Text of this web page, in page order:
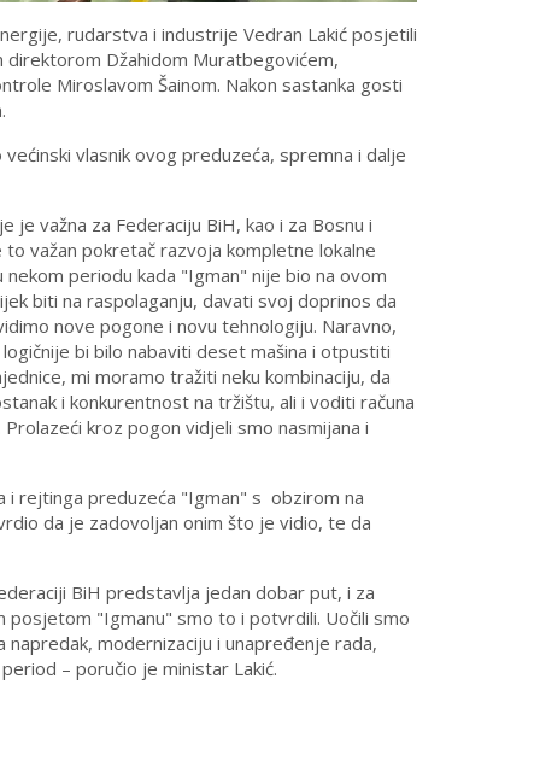
rudarstva i industrije Vedran Lakić posjetili
Džahidom Muratbegovićem,
Miroslavom Šainom. Nakon sastanka gosti
vlasnik ovog preduzeća, spremna i dalje
je važna za Federaciju BiH, kao i za Bosnu i
važan pokretač razvoja kompletne lokalne
periodu kada "Igman" nije bio na ovom
biti na raspolaganju, davati svoj doprinos da
nove pogone i novu tehnologiju. Naravno,
bi bilo nabaviti deset mašina i otpustiti
mi moramo tražiti neku kombinaciju, da
i konkurentnost na tržištu, ali i voditi računa
kroz pogon vidjeli smo nasmijana i
i rejtinga preduzeća "Igman" s obzirom na
da je zadovoljan onim što je vidio, te da
BiH predstavlja jedan dobar put, i za
posjetom "Igmanu" smo to i potvrdili. Uočili smo
modernizaciju i unapređenje rada,
– poručio je ministar Lakić.